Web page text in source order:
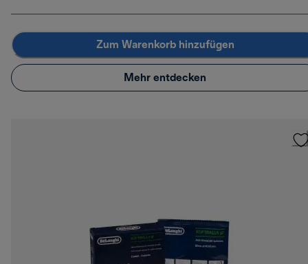
Zum Warenkorb hinzufügen
Mehr entdecken